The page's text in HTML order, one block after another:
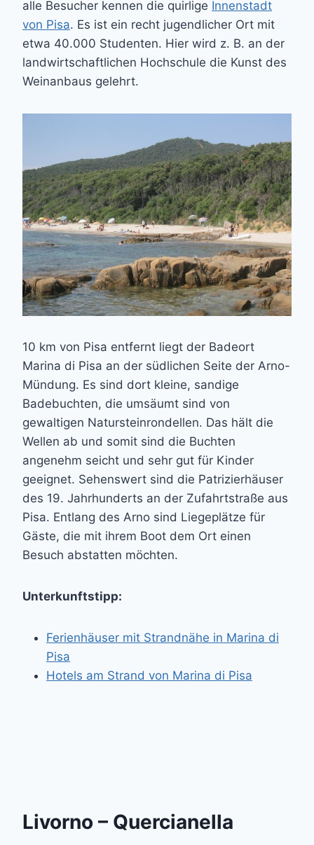
alle Besucher kennen die quirlige Innenstadt
von Pisa. Es ist ein recht jugendlicher Ort mit
etwa 40.000 Studenten. Hier wird z. B. an der
landwirtschaftlichen Hochschule die Kunst des
Weinanbaus gelehrt.
10 km von Pisa entfernt liegt der Badeort
Marina di Pisa an der südlichen Seite der Arno-
Mündung. Es sind dort kleine, sandige
Badebuchten, die umsäumt sind von
gewaltigen Natursteinrondellen. Das hält die
Wellen ab und somit sind die Buchten
angenehm seicht und sehr gut für Kinder
geeignet. Sehenswert sind die Patrizierhäuser
des 19. Jahrhunderts an der Zufahrtstraße aus
Pisa. Entlang des Arno sind Liegeplätze für
Gäste, die mit ihrem Boot dem Ort einen
Besuch abstatten möchten.
Unterkunftstipp:
Ferienhäuser mit Strandnähe in Marina di
Pisa
Hotels am Strand von Marina di Pisa
Livorno – Quercianella